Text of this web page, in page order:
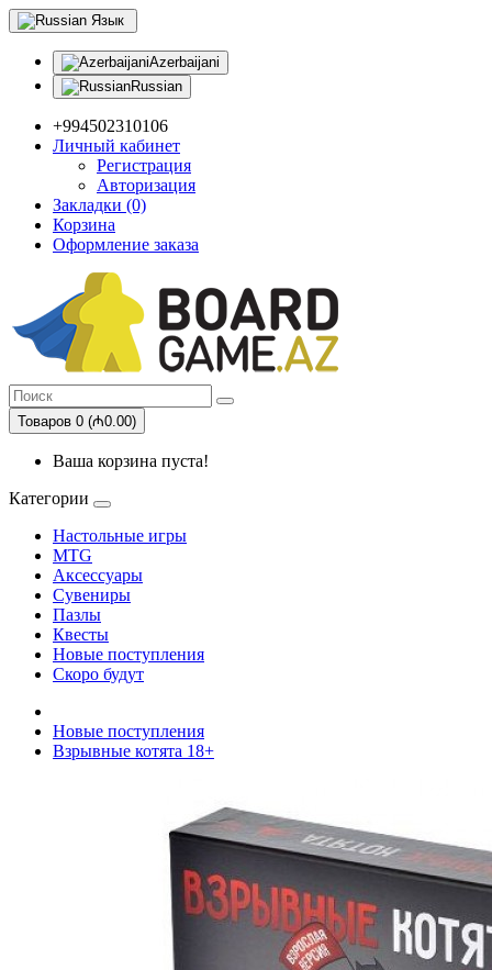
Язык
Azerbaijani
Russian
+994502310106
Личный кабинет
Регистрация
Авторизация
Закладки (0)
Корзина
Оформление заказа
Товаров 0 (₼0.00)
Ваша корзина пуста!
Категории
Настольные игры
MTG
Аксессуары
Сувениры
Пазлы
Квесты
Новые поступления
Скоро будут
Новые поступления
Взрывные котята 18+